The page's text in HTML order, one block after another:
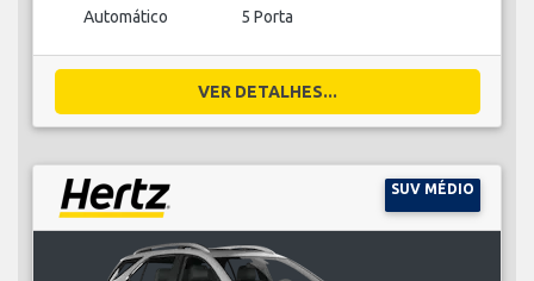
Automático 5 Porta
VER DETALHES...
SUV MÉDIO